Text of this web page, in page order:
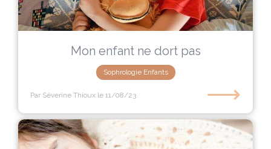
Mon enfant ne dort pas
Sophrologie Enfants
Par Séverine Thioux le 11/08/23 ⟶